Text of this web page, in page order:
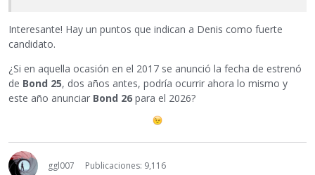
Interesante! Hay un puntos que indican a Denis como fuerte
candidato.
¿Si en aquella ocasión en el 2017 se anunció la fecha de estrenó
de Bond 25, dos años antes, podría ocurrir ahora lo mismo y
este año anunciar Bond 26 para el 2026?
ggl007
Publicaciones: 9,116